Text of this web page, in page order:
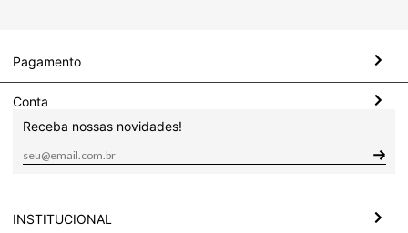
Pagamento
Conta
Receba nossas novidades!
INSTITUCIONAL